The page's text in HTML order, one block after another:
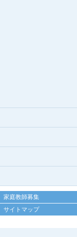
家庭教師募集
サイトマップ